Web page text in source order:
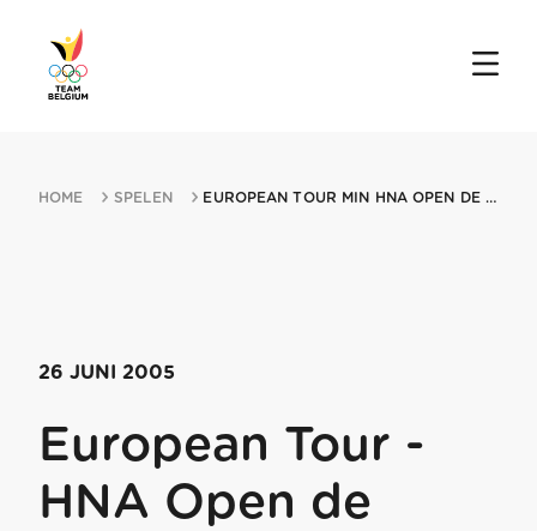
HOME SPELEN EUROPEAN TOUR MIN HNA OPEN DE FRANCE 26062005 PARIS
26 JUNI 2005
European Tour -
HNA Open de